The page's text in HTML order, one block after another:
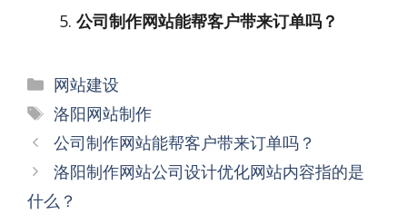
公司制作网站能帮客户带来订单吗？
分
类
网站建设
标
签
洛阳网站制作
文
章
导
航
公司制作网站能帮客户带来订单吗？
洛阳制作网站公司设计优化网站内容指的是
什么？